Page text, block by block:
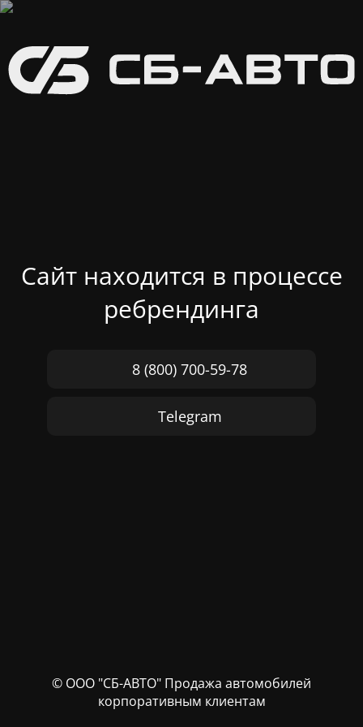
Сайт находится в процессе
ребрендинга
8 (800) 700-59-78
Telegram
© ООО "СБ-АВТО" Продажа автомобилей
корпоративным клиентам